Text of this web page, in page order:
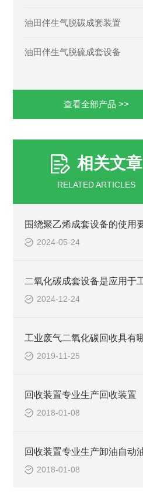
油田伴生气脱碳成套装置
油田伴生气脱硫成套设备
查看全部产品 >>
相关文章
RELATED ARTICLES
2024-05-24
2024-12-24
2019-11-25
回收装置专业生产回收装置
2018-01-08
2018-01-08